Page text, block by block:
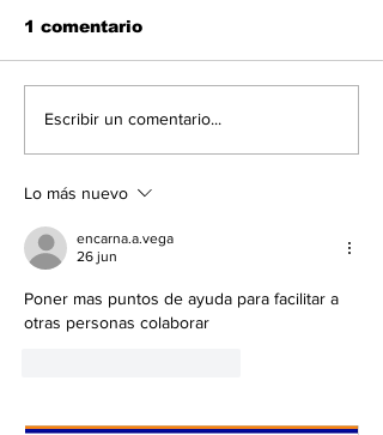
1 comentario
Escribir un comentario...
Lo más nuevo
encarna.a.vega
26 jun
Poner mas puntos de ayuda para facilitar a
otras personas colaborar